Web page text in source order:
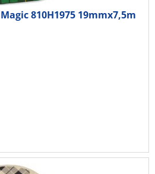
810H1975 19mmx7,5m